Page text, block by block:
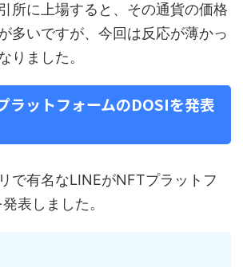
所に上場すると、その通貨の価格
多いですが、今回は反応が薄かっ
りました。
ラットフォームのDOSIを発表
で有名なLINEがNFTプラットフ
表しました。